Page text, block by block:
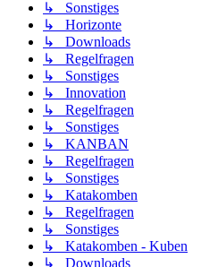
↳ Sonstiges
↳ Horizonte
↳ Downloads
↳ Regelfragen
↳ Sonstiges
↳ Innovation
↳ Regelfragen
↳ Sonstiges
↳ KANBAN
↳ Regelfragen
↳ Sonstiges
↳ Katakomben
↳ Regelfragen
↳ Sonstiges
↳ Katakomben - Kuben
↳ Downloads